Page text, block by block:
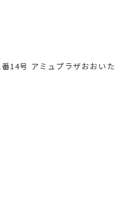
14号 アミュプラザおおいた